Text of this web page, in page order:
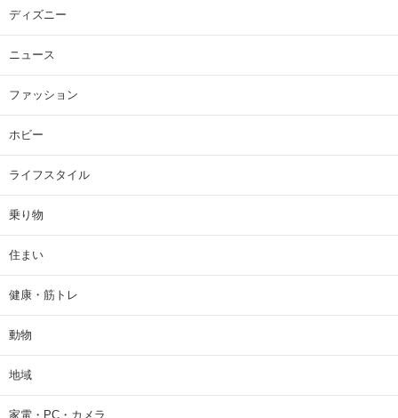
ディズニー
ニュース
ファッション
ホビー
ライフスタイル
乗り物
住まい
健康・筋トレ
動物
地域
家電・PC・カメラ